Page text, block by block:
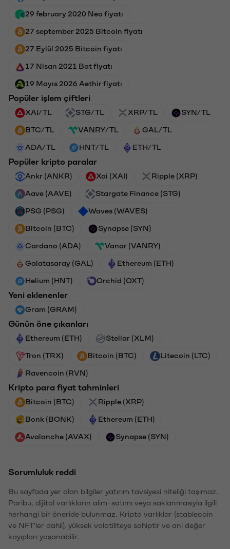
29 february 2020 Neo fiyatı
27 september 2025 Bitcoin fiyatı
27 Eylül 2025 Bitcoin fiyatı
17 Nisan 2021 Bat fiyatı
19 Mayıs 2026 Aethir fiyatı
Popüler işlem çiftleri
XAI/TL STG/TL XRP/TL SYN/TL
BTC/TL VANRY/TL GAL/TL
ADA/TL HNT/TL ETH/TL
Popüler kripto paralar
Ankr (ANKR) Xai (XAI) Ripple (XRP)
Aave (AAVE) Stargate Finance (STG)
PSG (PSG) Waves (WAVES)
Bitcoin (BTC) Synapse (SYN)
Cardano (ADA) Vanar (VANRY)
Galatasaray (GAL) Ethereum (ETH)
Helium (HNT) Orchid (OXT)
Yeni eklenenler
Gram (GRAM)
Günün öne çıkanları
Ethereum (ETH) Stellar (XLM)
Tron (TRX) Bitcoin (BTC) Litecoin (LTC)
Ravencoin (RVN)
Kripto para fiyat tahminleri
Bitcoin (BTC) Ripple (XRP)
Bonk (BONK) Ethereum (ETH)
Avalanche (AVAX) Synapse (SYN)
Sorumluluk reddi
Bu sayfada yer alan bilgiler yatırım tavsiyesi niteliği taşımaz.
Paribu, dijital varlıkların alım-satımı veya saklanmasıyla ilgili
herhangi bir öneride bulunmaz. Kripto varlıklar (stablecoin
ve NFT'ler dahil), yüksek volatiliteye sahiptir ve ani değer
kayıpları yaşanabilir.